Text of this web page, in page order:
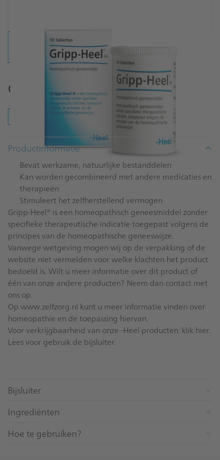
Gripp-Heel® tabletten
Productinformatie
Bevat werkzame, natuurlijke bestanddelen
Kan worden gecombineerd met andere medicaties en
therapieën
Stimuleert het zelfherstellend vermogen
Gripp-Heel® is een homeopathisch geneesmiddel zonder
specifieke therapeutische indicatie toegepast volgens de
principes van de homeopathische geneeswijze.
Vanwege wetgeving mogen wij op de verpakking of de
website niet vermelden voor welke klachten het product
bedoeld is. Wilt u meer informatie over dit product of
één van onze andere producten? Neem dan contact met
ons op.
Op www.zelfzorg.nl kunt u meer informatie vinden over
homeopathie en de toepassing hiervan.
Voor verkrijgbaarheid van onze -Heel producten: klik hier.
Lees voor gebruik de bijsluiter.
Bijsluiter
Ingrediënten
Hoe te gebruiken?